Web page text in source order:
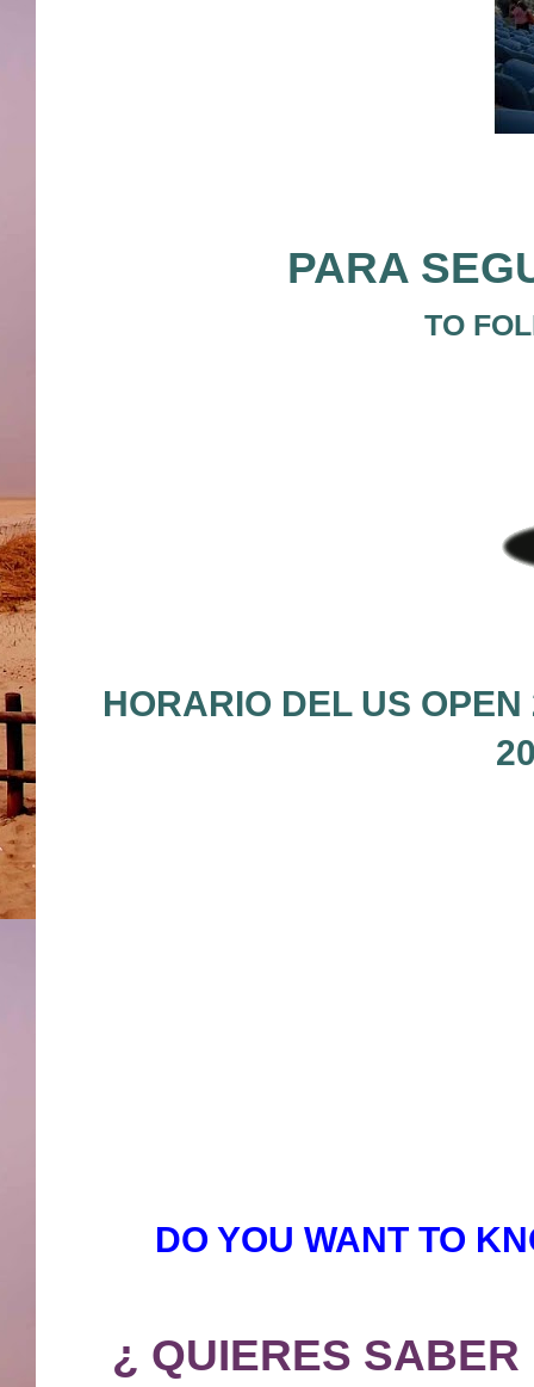
PARA
TO
HORARIO DEL US
DO YOU WANT TO
¿ QUIERES